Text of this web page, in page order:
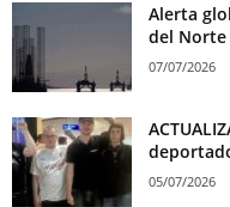
Alerta
del Norte
07/07/2026
05/07/2026